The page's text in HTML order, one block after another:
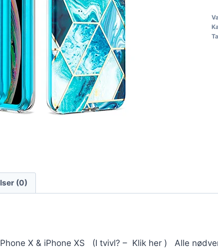
(0)
X & iPhone XS (I tvivl? – Klik her ) Alle